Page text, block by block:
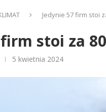
Jedynie 57 firm stoi
firm stoi za
5 kwietnia 2024